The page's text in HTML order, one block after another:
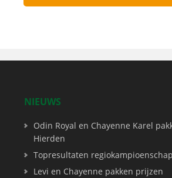
NIEUWS
Odin Royal en Chayenne Karel
Hierden
Topresultaten
Levi en Chayenne pakken prijzen